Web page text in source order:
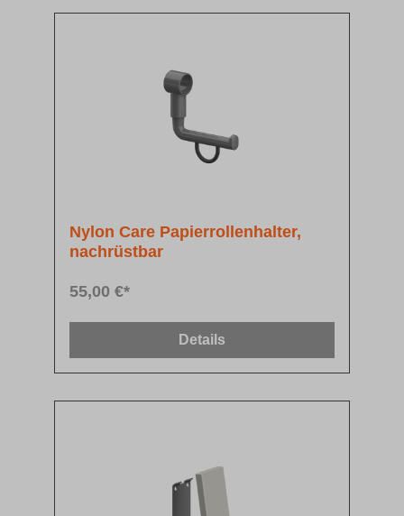
Nylon Care Papierrollenhalter,
nachrüstbar
55,00 €*
Details